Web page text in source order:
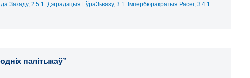
Захаду,2.5.1. Дэградацыя ЕўраЗьвязу,3.1. Імпербюракратыя Расеі ,3.4.1.
палітыкаў”